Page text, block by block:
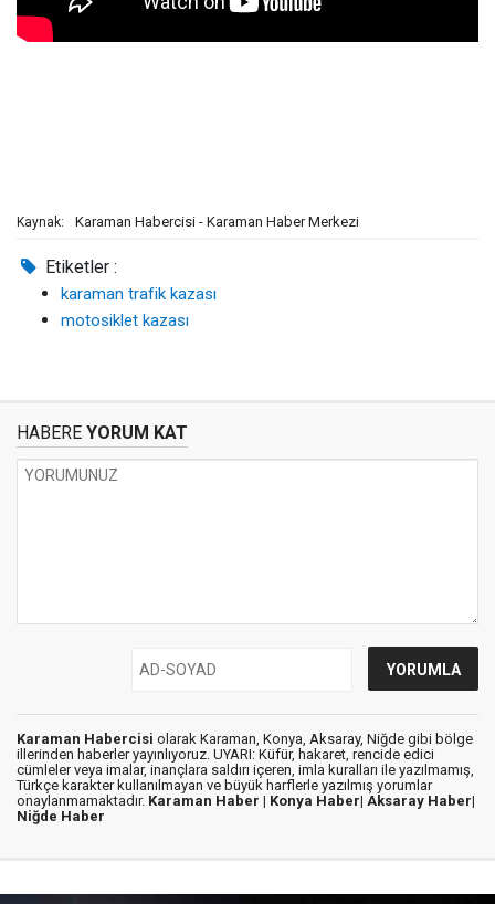
Kaynak: Karaman Habercisi - Karaman Haber Merkezi
Etiketler :
karaman trafik kazası
motosiklet kazası
HABERE YORUM KAT
Karaman Habercisi olarak Karaman, Konya, Aksaray, Niğde gibi bölge
illerinden haberler yayınlıyoruz. UYARI: Küfür, hakaret, rencide edici
cümleler veya imalar, inançlara saldırı içeren, imla kuralları ile yazılmamış,
Türkçe karakter kullanılmayan ve büyük harflerle yazılmış yorumlar
onaylanmamaktadır. Karaman Haber | Konya Haber| Aksaray Haber|
Niğde Haber